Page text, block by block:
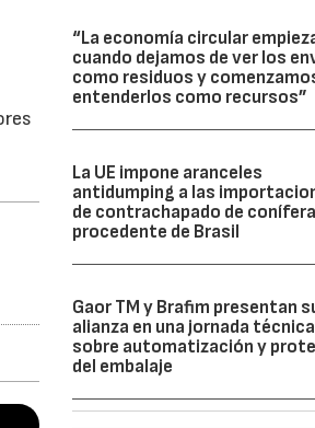
“La economía circular
cuando dejamos de ver los
como residuos y
entenderlos como recursos”
La UE impone aranceles
antidumping a las
de contrachapado de
procedente de Brasil
Gaor TM y Brafim presentan
alianza en una jornada técnica
sobre automatización y
del embalaje